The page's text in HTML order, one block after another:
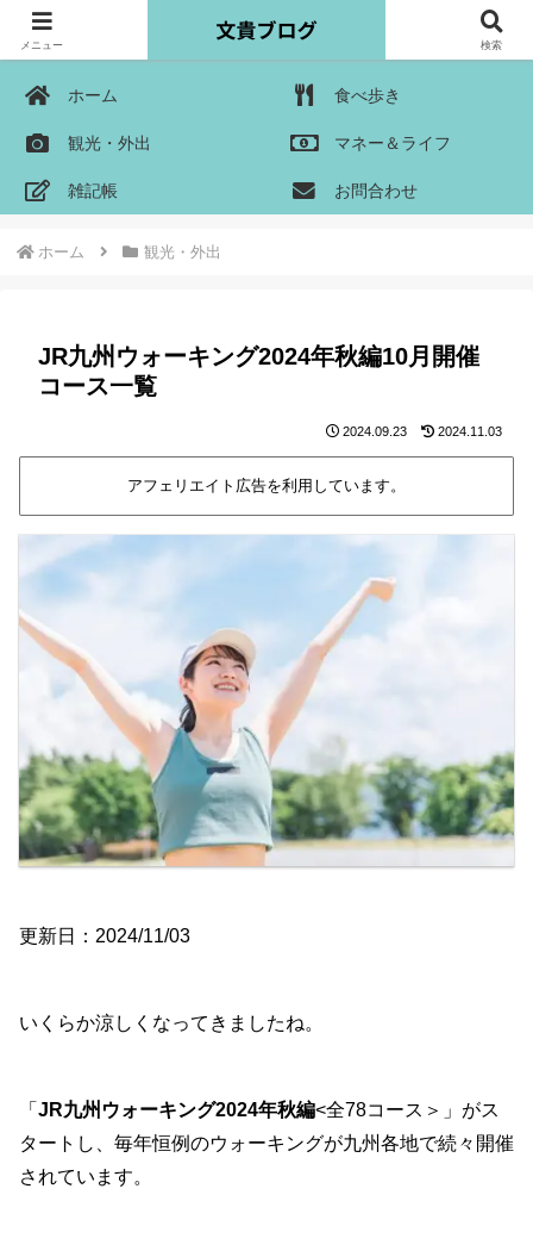
ホーム 食べ歩き
観光・外出 マネー＆ライフ
雑記帳 お問合わせ
ホーム 観光・外出
JR九州ウォーキング2024年秋編10月開催
コース一覧
2024.09.23 2024.11.03
アフェリエイト広告を利用しています。
更新日：2024/11/03
いくらか涼しくなってきましたね。
「 JR九州ウォーキング2024年秋編<全78コース＞」がス
タートし、毎年恒例のウォーキングが九州各地で続々開催
されています。
メニュー 検索